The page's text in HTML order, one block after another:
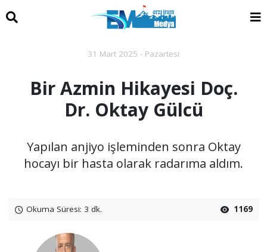
31 Mart 2025 - Pazartesi
Bir Azmin Hikayesi Doç.
Dr. Oktay Gülcü
Yapılan anjiyo işleminden sonra Oktay
hocayı bir hasta olarak radarıma aldım.
Okuma Süresi: 3 dk. 1169